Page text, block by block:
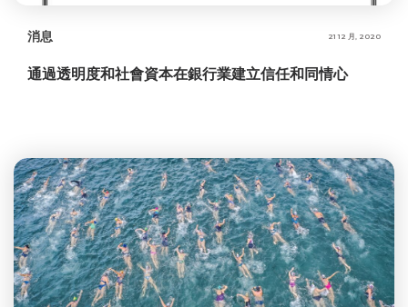
消息 21 12 月, 2020
通過透明度和社會資本在銀行業建立信任和同情心